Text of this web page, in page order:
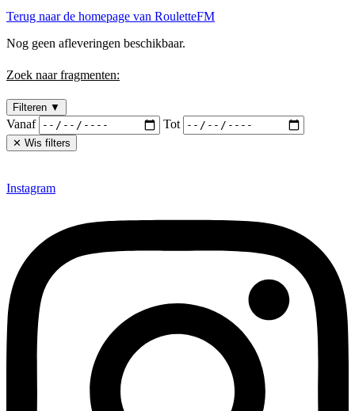
Terug naar de homepage van RouletteFM
Nog geen afleveringen beschikbaar.
Zoek naar fragmenten:
Filteren ▼
Vanaf Tot
✕ Wis filters
Instagram